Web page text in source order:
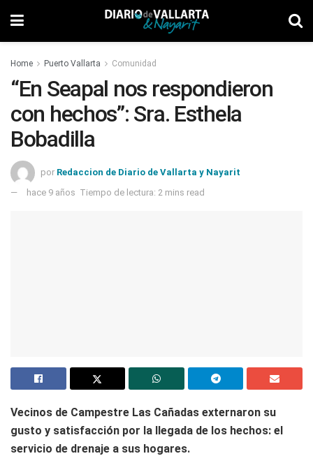
Home Puerto Vallarta Comunidad
“En Seapal nos respondieron
con hechos”: Sra. Esthela
Bobadilla
por Redaccion de Diario de Vallarta y Nayarit
hace 9 años Tiempo de lectura: 2 mins read
Vecinos de Campestre Las Cañadas externaron su
gusto y satisfacción por la llegada de los hechos: el
servicio de drenaje a sus hogares.